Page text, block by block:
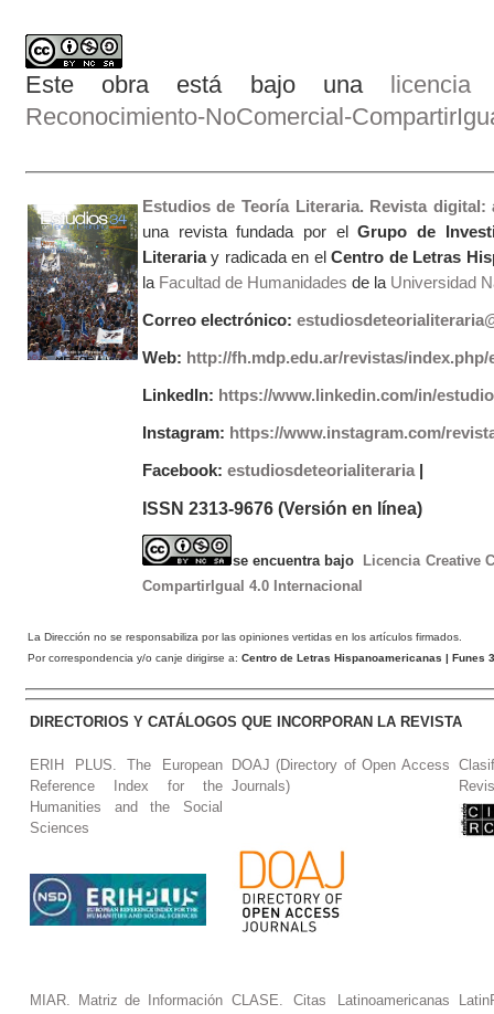
Este obra está bajo una licencia
Reconocimiento-NoComercial-
Estudios de Teoría Literaria. Revista
una revista fundada por elGrupo de
Literariay radicada en elCentro de Letras
la Facultad de Humanidades de laUniversidad
Correo electrónico:
Web: http://fh.mdp.edu.ar/revistas/index.php/
LinkedIn: https://www.linkedin.com/in/
Instagram: https://www.instagram.com/
Facebook: estudiosdeteorialiteraria|
ISSN 2313-9676 (Versión en línea)
se encuentra bajo Licencia Creative
CompartirIgual 4.0 Internacional
La Dirección no se responsabiliza por las opiniones vertidas en los artículos firmados.
Por correspondencia y/o canje dirigirse a: Centro de Letras Hispanoamericanas | Funes
DIRECTORIOS Y CATÁLOGOS QUE INCORPORAN LA REVISTA
ERIH PLUS. The European
Reference Index for the
Humanities and the Social
Sciences
DOAJ (Directory of Open Access
Journals)
MIAR. Matriz de Información CLASE. Citas Latinoamericanas